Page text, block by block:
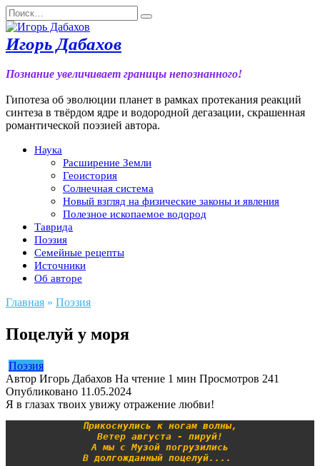
Перейти
к
содержанию
Search
for:
Игорь Дабахов
Познание увеличивает границы непознанного!
Гипотеза об эволюции планет в рамках протекания реакций
синтеза в твёрдом ядре и водородной дегазации, скрашенная
романтической поэзией автора.
Наука
Расширение Земли
Геоистория
Солнечная система
Новый взгляд на физические законы и явления
Полезное ископаемое водород
Таврида
Поэзия
Семейные рецепты
Источники
Об авторе
Главная » Поэзия
Поцелуй у моря
Поэзия
Автор Игорь Дабахов На чтение 1 мин Просмотров 241
Опубликовано 11.05.2024
Я в глазах твоих увижу отражение любви!
Прикоснулись к ногам волны,
Ветер августа - пируй!
А мы с Музой погрузились
В долгожданный поцелуй....